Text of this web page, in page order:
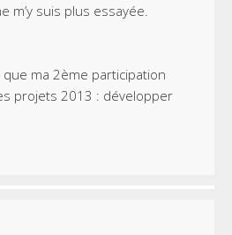
m’y suis plus essayée.
que ma 2ème participation
projets 2013 : développer